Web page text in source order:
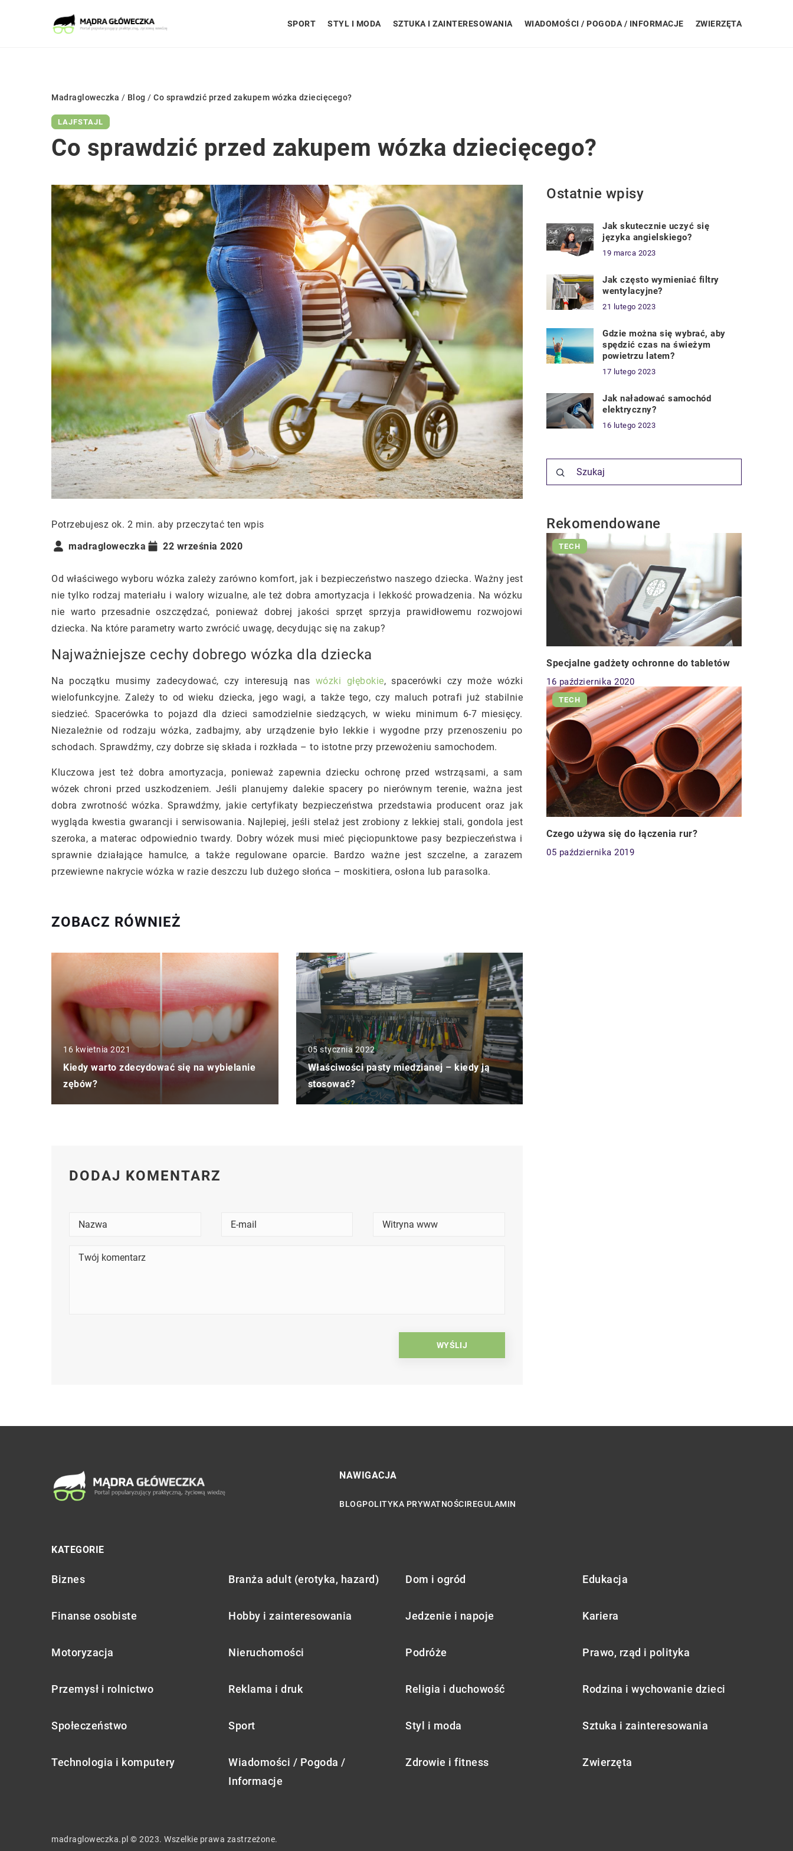
SPORT STYL I MODA SZTUKA I ZAINTERESOWANIA WIADOMOŚCI / POGODA / INFORMACJE ZWIERZĘTA
Madragloweczka / Blog / Co sprawdzić przed zakupem wózka dziecięcego?
LAJFSTAJL
Co sprawdzić przed zakupem wózka dziecięcego?
Potrzebujesz ok. 2 min. aby przeczytać ten wpis
madragloweczka
22 września 2020
Od właściwego wyboru wózka zależy zarówno komfort, jak i bezpieczeństwo naszego dziecka. Ważny jest
nie tylko rodzaj materiału i walory wizualne, ale też dobra amortyzacja i lekkość prowadzenia. Na wózku
nie warto przesadnie oszczędzać, ponieważ dobrej jakości sprzęt sprzyja prawidłowemu rozwojowi
dziecka. Na które parametry warto zwrócić uwagę, decydując się na zakup?
Najważniejsze cechy dobrego wózka dla dziecka
Na początku musimy zadecydować, czy interesują nas wózki głębokie, spacerówki czy może wózki
wielofunkcyjne. Zależy to od wieku dziecka, jego wagi, a także tego, czy maluch potrafi już stabilnie
siedzieć. Spacerówka to pojazd dla dzieci samodzielnie siedzących, w wieku minimum 6-7 miesięcy.
Niezależnie od rodzaju wózka, zadbajmy, aby urządzenie było lekkie i wygodne przy przenoszeniu po
schodach. Sprawdźmy, czy dobrze się składa i rozkłada – to istotne przy przewożeniu samochodem.
Kluczowa jest też dobra amortyzacja, ponieważ zapewnia dziecku ochronę przed wstrząsami, a sam
wózek chroni przed uszkodzeniem. Jeśli planujemy dalekie spacery po nierównym terenie, ważna jest
dobra zwrotność wózka. Sprawdźmy, jakie certyfikaty bezpieczeństwa przedstawia producent oraz jak
wygląda kwestia gwarancji i serwisowania. Najlepiej, jeśli stelaż jest zrobiony z lekkiej stali, gondola jest
szeroka, a materac odpowiednio twardy. Dobry wózek musi mieć pięciopunktowe pasy bezpieczeństwa i
sprawnie działające hamulce, a także regulowane oparcie. Bardzo ważne jest szczelne, a zarazem
przewiewne nakrycie wózka w razie deszczu lub dużego słońca – moskitiera, osłona lub parasolka.
ZOBACZ RÓWNIEŻ
16 kwietnia 2021
Kiedy warto zdecydować się na wybielanie
zębów?
05 stycznia 2022
Właściwości pasty miedzianej – kiedy ją
stosować?
Ostatnie wpisy
Jak skutecznie uczyć się
języka angielskiego?
19 marca 2023
Jak często wymieniać filtry
wentylacyjne?
21 lutego 2023
Gdzie można się wybrać, aby
spędzić czas na świeżym
powietrzu latem?
17 lutego 2023
Jak naładować samochód
elektryczny?
16 lutego 2023
Rekomendowane
TECH
Specjalne gadżety ochronne do tabletów
16 października 2020
TECH
Czego używa się do łączenia rur?
05 października 2019
DODAJ KOMENTARZ
NAWIGACJA
BLOGPOLITYKA PRYWATNOŚCIREGULAMIN
KATEGORIE
Biznes Branża adult (erotyka, hazard) Dom i ogród Edukacja
Finanse osobiste Hobby i zainteresowania Jedzenie i napoje Kariera
Motoryzacja Nieruchomości Podróże Prawo, rząd i polityka
Przemysł i rolnictwo Reklama i druk Religia i duchowość Rodzina i wychowanie dzieci
Społeczeństwo Sport Styl i moda Sztuka i zainteresowania
Technologia i komputery
Wiadomości / Pogoda /
Informacje
Zdrowie i fitness Zwierzęta
madragloweczka.pl © 2023. Wszelkie prawa zastrzeżone.